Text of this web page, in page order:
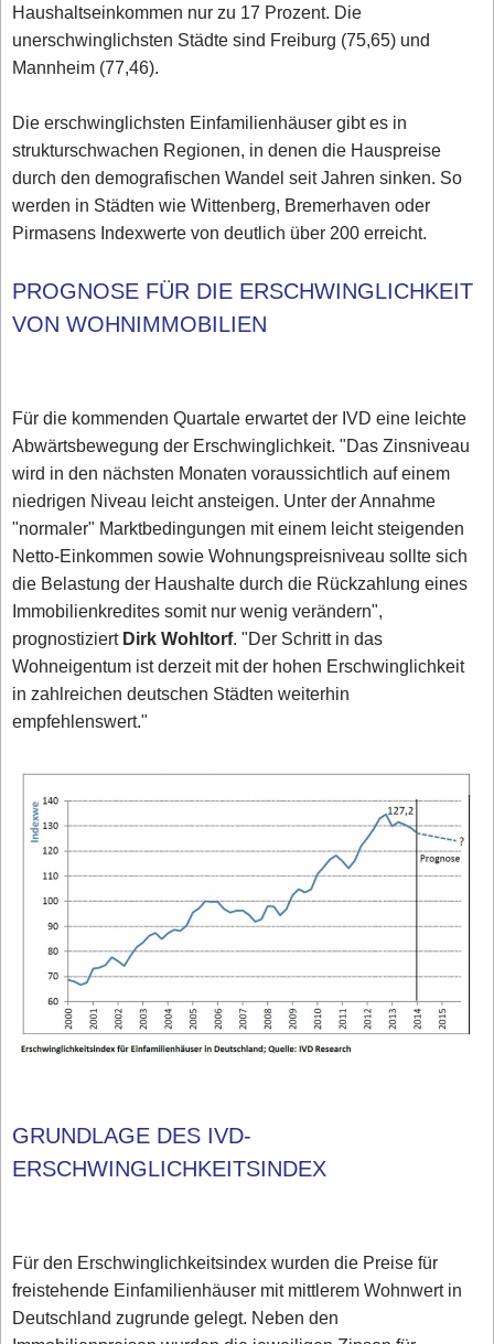
Haushaltseinkommen nur zu 17 Prozent. Die
unerschwinglichsten Städte sind Freiburg (75,65) und
Mannheim (77,46).
Die erschwinglichsten Einfamilienhäuser gibt es in
strukturschwachen Regionen, in denen die Hauspreise
durch den demografischen Wandel seit Jahren sinken. So
werden in Städten wie Wittenberg, Bremerhaven oder
Pirmasens Indexwerte von deutlich über 200 erreicht.
PROGNOSE FÜR DIE ERSCHWINGLICHKEIT
VON WOHNIMMOBILIEN
Für die kommenden Quartale erwartet der IVD eine leichte
Abwärtsbewegung der Erschwinglichkeit. "Das Zinsniveau
wird in den nächsten Monaten voraussichtlich auf einem
niedrigen Niveau leicht ansteigen. Unter der Annahme
"normaler" Marktbedingungen mit einem leicht steigenden
Netto-Einkommen sowie Wohnungspreisniveau sollte sich
die Belastung der Haushalte durch die Rückzahlung eines
Immobilienkredites somit nur wenig verändern",
prognostiziertDirk Wohltorf. "Der Schritt in das
Wohneigentum ist derzeit mit der hohen Erschwinglichkeit
in zahlreichen deutschen Städten weiterhin
empfehlenswert."
GRUNDLAGE DES IVD-
ERSCHWINGLICHKEITSINDEX
Für den Erschwinglichkeitsindex wurden die Preise für
freistehende Einfamilienhäuser mit mittlerem Wohnwert in
Deutschland zugrunde gelegt. Neben den